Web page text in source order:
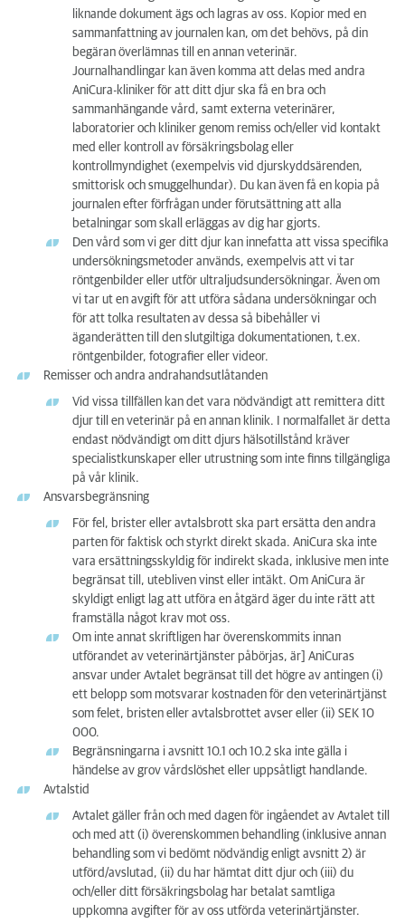
liknande dokument ägs och lagras av oss. Kopior med en
sammanfattning av journalen kan, om det behövs, på din
begäran överlämnas till en annan veterinär.
Journalhandlingar kan även komma att delas med andra
AniCura-kliniker för att ditt djur ska få en bra och
sammanhängande vård, samt externa veterinärer,
laboratorier och kliniker genom remiss och/eller vid kontakt
med eller kontroll av försäkringsbolag eller
kontrollmyndighet (exempelvis vid djurskyddsärenden,
smittorisk och smuggelhundar). Du kan även få en kopia på
journalen efter förfrågan under förutsättning att alla
betalningar som skall erläggas av dig har gjorts.
Den vård som vi ger ditt djur kan innefatta att vissa specifika
undersökningsmetoder används, exempelvis att vi tar
röntgenbilder eller utför ultraljudsundersökningar. Även om
vi tar ut en avgift för att utföra sådana undersökningar och
för att tolka resultaten av dessa så bibehåller vi
äganderätten till den slutgiltiga dokumentationen, t.ex.
röntgenbilder, fotografier eller videor.
Remisser och andra andrahandsutlåtanden
Vid vissa tillfällen kan det vara nödvändigt att remittera ditt
djur till en veterinär på en annan klinik. I normalfallet är detta
endast nödvändigt om ditt djurs hälsotillstånd kräver
specialistkunskaper eller utrustning som inte finns tillgängliga
på vår klinik.
Ansvarsbegränsning
För fel, brister eller avtalsbrott ska part ersätta den andra
parten för faktisk och styrkt direkt skada. AniCura ska inte
vara ersättningsskyldig för indirekt skada, inklusive men inte
begränsat till, utebliven vinst eller intäkt. Om AniCura är
skyldigt enligt lag att utföra en åtgärd äger du inte rätt att
framställa något krav mot oss.
Om inte annat skriftligen har överenskommits innan
utförandet av veterinärtjänster påbörjas, är] AniCuras
ansvar under Avtalet begränsat till det högre av antingen (i)
ett belopp som motsvarar kostnaden för den veterinärtjänst
som felet, bristen eller avtalsbrottet avser eller (ii) SEK 10
000.
Begränsningarna i avsnitt 10.1 och 10.2 ska inte gälla i
händelse av grov vårdslöshet eller uppsåtligt handlande.
Avtalstid
Avtalet gäller från och med dagen för ingåendet av Avtalet till
och med att (i) överenskommen behandling (inklusive annan
behandling som vi bedömt nödvändig enligt avsnitt 2) är
utförd/avslutad, (ii) du har hämtat ditt djur och (iii) du
och/eller ditt försäkringsbolag har betalat samtliga
uppkomna avgifter för av oss utförda veterinärtjänster.